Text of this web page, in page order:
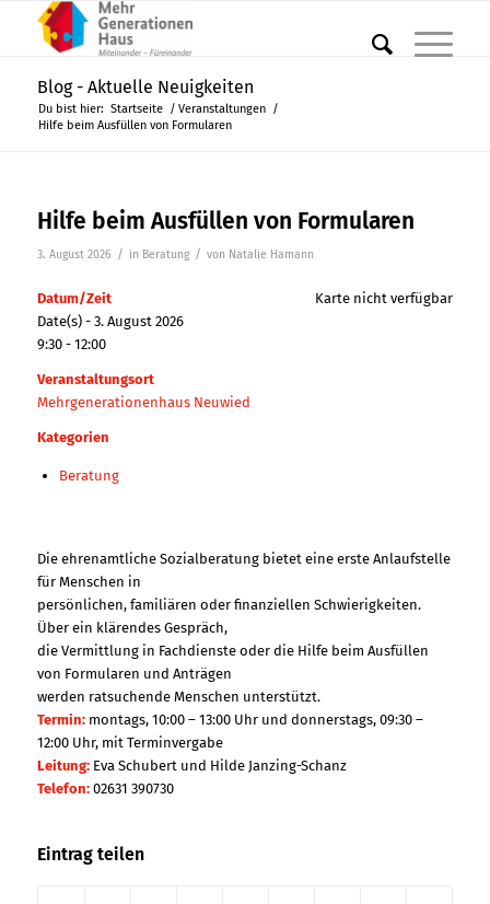
Blog - Aktuelle Neuigkeiten
Du bist hier: Startseite / Veranstaltungen /
Hilfe beim Ausfüllen von Formularen
Hilfe beim Ausfüllen von Formularen
3. August 2026 / in Beratung / von Natalie Hamann
Karte nicht verfügbar
Datum/Zeit
Date(s) - 3. August 2026
9:30 - 12:00
Veranstaltungsort
Mehrgenerationenhaus Neuwied
Kategorien
Beratung
Die ehrenamtliche Sozialberatung bietet eine erste Anlaufstelle
für Menschen in
persönlichen, familiären oder finanziellen Schwierigkeiten.
Über ein klärendes Gespräch,
die Vermittlung in Fachdienste oder die Hilfe beim Ausfüllen
von Formularen und Anträgen
werden ratsuchende Menschen unterstützt.
Termin: montags, 10:00 – 13:00 Uhr und donnerstags, 09:30 –
12:00 Uhr, mit Terminvergabe
Leitung:Eva Schubert und Hilde Janzing-Schanz
Telefon:02631 390730
Eintrag teilen